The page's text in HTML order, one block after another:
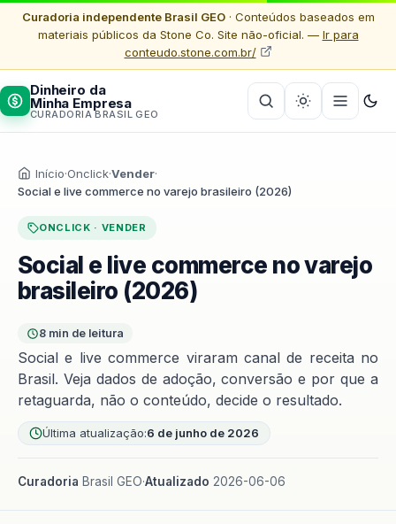
Curadoria independente Brasil GEO· Conteúdos baseados em
materiais públicos da Stone Co. Site não-oficial. — Ir para
conteudo.stone.com.br/
Dinheiro da
Minha Empresa
CURADORIA BRASIL GEO
Início·Onclick·Vender·
Social e live commerce no varejo brasileiro (2026)
ONCLICK · VENDER
Social e live commerce no varejo
brasileiro (2026)
8 min de leitura
Social e live commerce viraram canal de receita no
Brasil. Veja dados de adoção, conversão e por que a
retaguarda, não o conteúdo, decide o resultado.
Última atualização:6 de junho de 2026
Curadoria Brasil GEO·Atualizado 2026-06-06